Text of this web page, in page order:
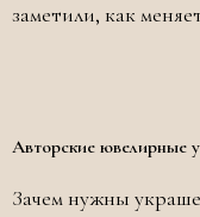
заметили, как
Авторские ювелирные
Зачем нужны